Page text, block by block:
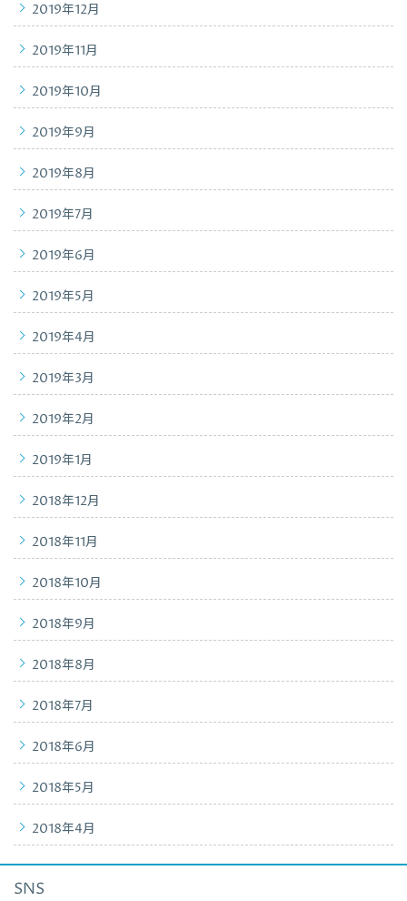
2019年12月
2019年11月
2019年10月
2019年9月
2019年8月
2019年7月
2019年6月
2019年5月
2019年4月
2019年3月
2019年2月
2019年1月
2018年12月
2018年11月
2018年10月
2018年9月
2018年8月
2018年7月
2018年6月
2018年5月
2018年4月
SNS